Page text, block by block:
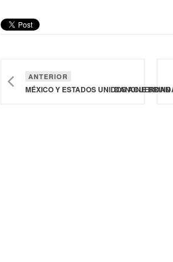
ANTERIOR